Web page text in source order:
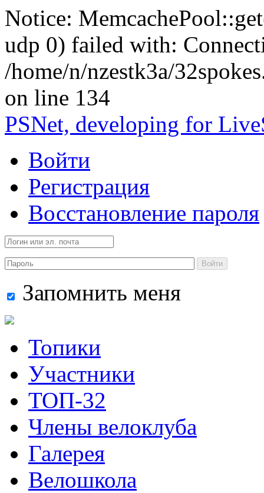
Notice:
udp 0) failed with:
/home/n/nzestk3a/
on line 134
PSNet, developing for
Войти
Регистрация
Восстановление пароля
Войти
Запомнить меня
Топики
Участники
ТОП-32
Члены велоклуба
Галерея
Велошкола